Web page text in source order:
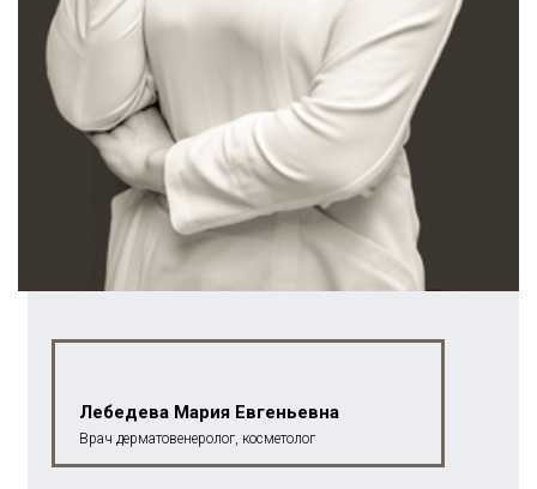
Лебедева Мария Евгеньевна
Врач дерматовенеролог, косметолог